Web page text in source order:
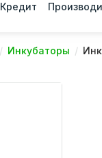
Кредит
Инкубаторы